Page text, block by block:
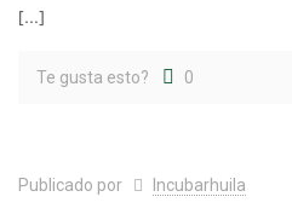
[…]
Te gusta esto? 0
Publicado por Incubarhuila